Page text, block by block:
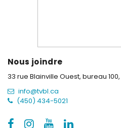
Nous joindre
33 rue Blainville Ouest, bureau 100,
info@tvbl.ca
(450) 434-5021